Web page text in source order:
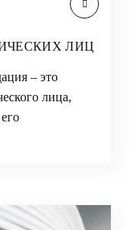
ЛИЦ
– это
лица,